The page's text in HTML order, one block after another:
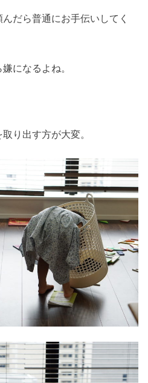
だら普通にお手伝いしてく
になるよね。
り出す方が大変。